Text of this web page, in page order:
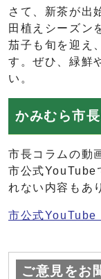
さて、新茶が出
田植えシーズン
茄子も旬を迎え
す。ぜひ、緑鮮
い。
かみむら市
市長コラムの動
市公式YouTube
れない内容もあ
市公式YouTube
ご意見をお